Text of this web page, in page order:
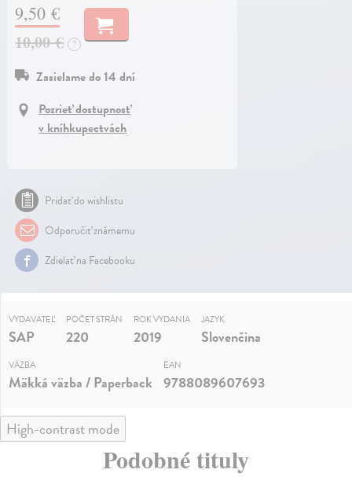
9,50 €
10,00 € ?
Zasielame do 14 dní
Pozrieť dostupnosť
v kníhkupectvách
Pridať do wishlistu
Odporučiť známemu
Zdielať na Facebooku
VYDAVATEĽ
SAP
POČET STRÁN
220
ROK VYDANIA
2019
JAZYK
Slovenčina
VÄZBA
Mäkká väzba / Paperback
EAN
9788089607693
High-contrast mode
Podobné tituly